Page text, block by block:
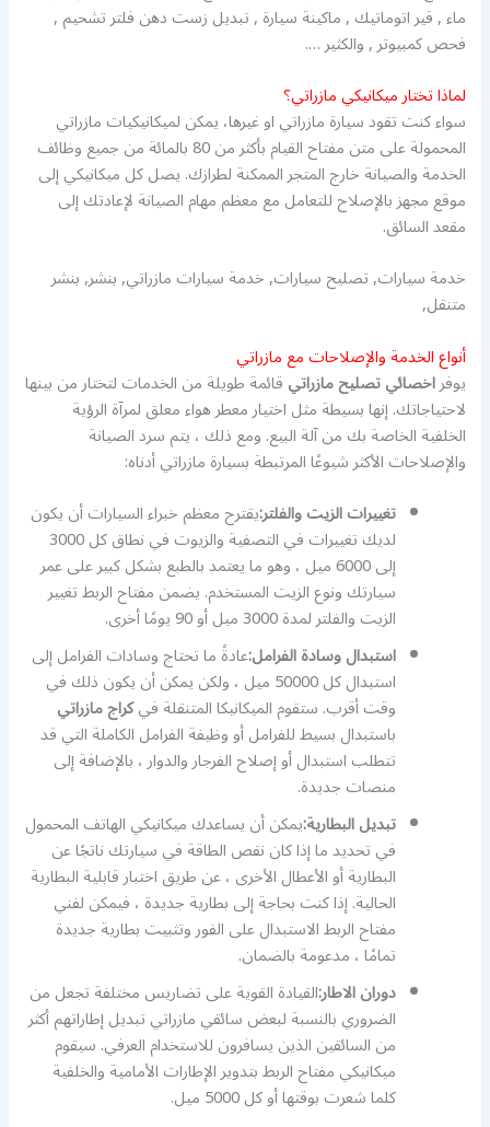
ماء , قير اتوماتيك , ماكينة سيارة , تبديل زست دهن فلتر تشحيم ,
فحص كمبيوتر , والكثير ….
لماذا تختار ميكانيكي مازراتي؟
سواء كنت تقود سيارة مازراتي او غيرها، يمكن لميكانيكيات مازراتي
المحمولة على متن مفتاح القيام بأكثر من 80 بالمائة من جميع وظائف
الخدمة والصيانة خارج المتجر الممكنة لطرازك. يصل كل ميكانيكي إلى
موقع مجهز بالإصلاح للتعامل مع معظم مهام الصيانة لإعادتك إلى
مقعد السائق.
خدمة سيارات, تصليح سيارات, خدمة سيارات مازراتي, بنشر, بنشر
متنقل,
أنواع الخدمة والإصلاحات مع مازراتي
يوفراخصائي تصليح مازراتيقائمة طويلة من الخدمات لتختار من بينها
لاحتياجاتك. إنها بسيطة مثل اختيار معطر هواء معلق لمرآة الرؤية
الخلفية الخاصة بك من آلة البيع. ومع ذلك ، يتم سرد الصيانة
والإصلاحات الأكثر شيوعًا المرتبطة بسيارة مازراتي أدناه:
تغييرات الزيت والفلتر:يقترح معظم خبراء السيارات أن يكون
لديك تغييرات في التصفية والزيوت في نطاق كل 3000
إلى 6000 ميل ، وهو ما يعتمد بالطبع بشكل كبير على عمر
سيارتك ونوع الزيت المستخدم. يضمن مفتاح الربط تغيير
الزيت والفلتر لمدة 3000 ميل أو 90 يومًا أخرى.
استبدال وسادة الفرامل:عادةً ما تحتاج وسادات الفرامل إلى
استبدال كل 50000 ميل ، ولكن يمكن أن يكون ذلك في
وقت أقرب. ستقوم الميكانيكا المتنقلة فيكراج مازراتي
باستبدال بسيط للفرامل أو وظيفة الفرامل الكاملة التي قد
تتطلب استبدال أو إصلاح الفرجار والدوار ، بالإضافة إلى
منصات جديدة.
تبديل البطارية:يمكن أن يساعدك ميكانيكي الهاتف المحمول
في تحديد ما إذا كان نقص الطاقة في سيارتك ناتجًا عن
البطارية أو الأعطال الأخرى ، عن طريق اختبار قابلية البطارية
الحالية. إذا كنت بحاجة إلى بطارية جديدة ، فيمكن لفني
مفتاح الربط الاستبدال على الفور وتثبيت بطارية جديدة
تمامًا ، مدعومة بالضمان.
دوران الاطار:القيادة القوية على تضاريس مختلفة تجعل من
الضروري بالنسبة لبعض سائقي مازراتي تبديل إطاراتهم أكثر
من السائقين الذين يسافرون للاستخدام العرفي. سيقوم
ميكانيكي مفتاح الربط بتدوير الإطارات الأمامية والخلفية
كلما شعرت بوقتها أو كل 5000 ميل.